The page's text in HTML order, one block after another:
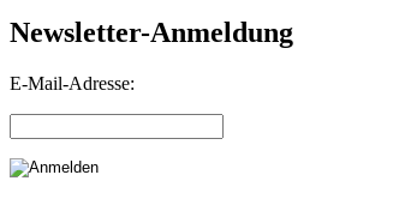
Newsletter-Anmeldung
E-Mail-Adresse: